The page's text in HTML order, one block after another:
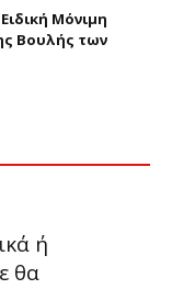
Μόνιμη
Βουλής των
ή
θα